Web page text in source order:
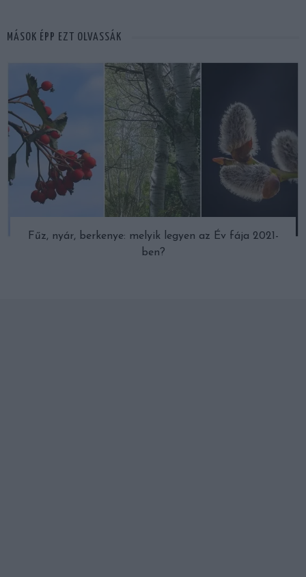
MÁSOK ÉPP EZT OLVASSÁK
Fűz, nyár, berkenye: melyik legyen az Év fája 2021-
ben?